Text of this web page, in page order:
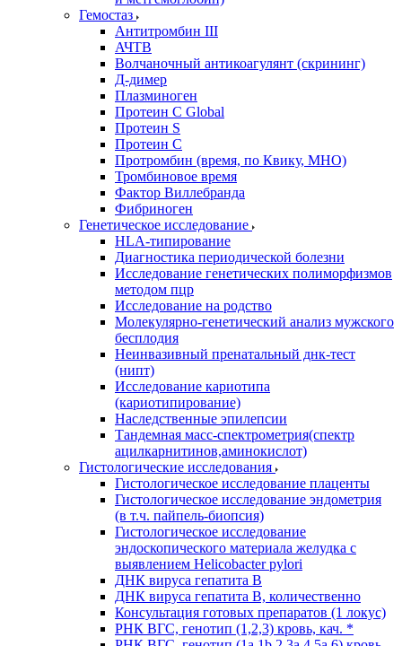
Гемостаз
Антитромбин III
АЧТВ
Волчаночный антикоагулянт (скрининг)
Д-димер
Плазминоген
Протеин C Global
Протеин S
Протеин С
Протромбин (время, по Квику, МНО)
Тромбиновое время
Фактор Виллебранда
Фибриноген
Генетическое исследование
HLA-типирование
Диагностика периодической болезни
Исследование генетических полиморфизмов
методом пцр
Исследование на родство
Молекулярно-генетический анализ мужского
бесплодия
Неинвазивный пренатальный днк-тест
(нипт)
Исследование кариотипа
(кариотипирование)
Наследственные эпилепсии
Тандемная масс-спектрометрия(спектр
ацилкарнитинов,аминокислот)
Гистологические исследования
Гистологическое исследование плаценты
Гистологическое исследование эндометрия
(в т.ч. пайпель-биопсия)
Гистологическое исследование
эндоскопического материала желудка с
выявлением Helicobacter pylori
ДНК вируса гепатита B
ДНК вируса гепатита B, количественно
Консультация готовых препаратов (1 локус)
РНК ВГC, генотип (1,2,3) кровь, кач. *